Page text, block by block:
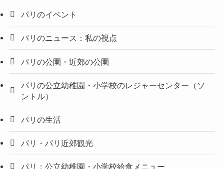
パリのイベント
パリのニュース：私の視点
パリの公園・近郊の公園
パリの公立幼稚園・小学校のレジャーセンター（ソ
ントル）
パリの生活
パリ・パリ近郊観光
パリ：公立幼稚園・小学校給食メニュー